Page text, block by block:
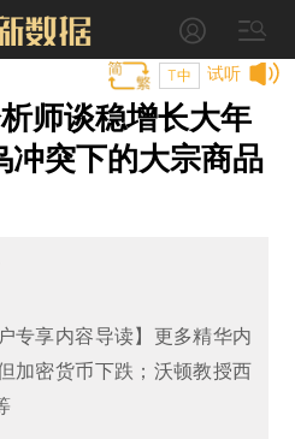
试听
T中
师谈稳增长大年
冲突下的大宗商品
专享内容导读】更多精华内
加密货币下跌；沃顿教授西